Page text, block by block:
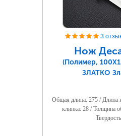
3
Нож
(Полимер,
ЗЛАТКО
Общая длина: 275 / Длина
клинка: 28 / Толщина